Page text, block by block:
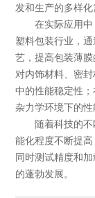
发和生产的多样化
在实际应用中
塑料包装行业，
艺，提高包装薄
对内饰材料、密
中的性能稳定性
杂力学环境下的性
随着科技的不
能化程度不断提
同时测试精度和
的蓬勃发展。